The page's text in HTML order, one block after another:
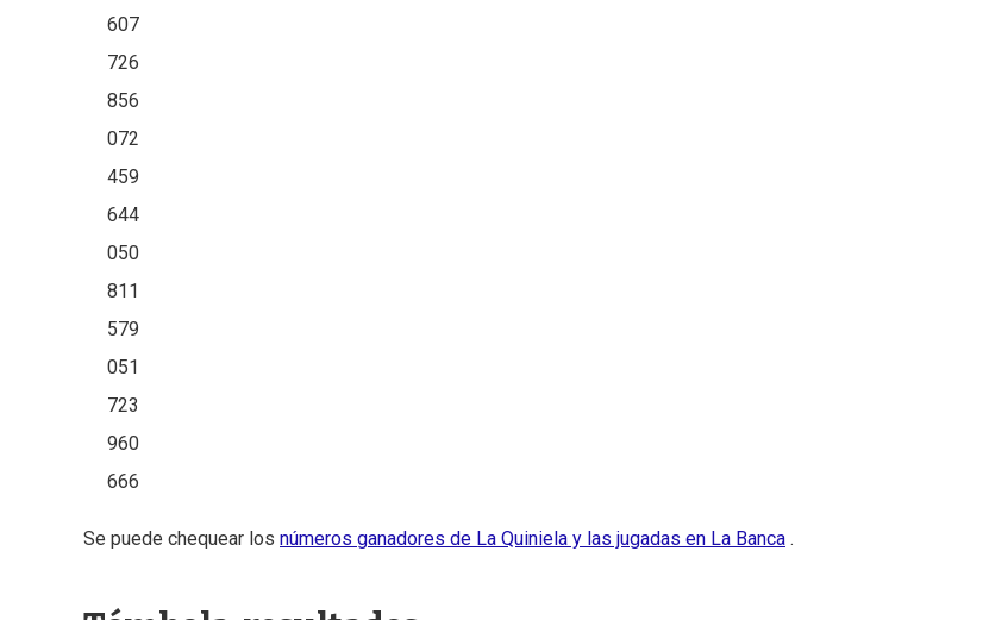
607
726
856
072
459
644
050
811
579
051
723
960
666
Se puede chequear los números ganadores de La Quiniela y las jugadas en La Banca .